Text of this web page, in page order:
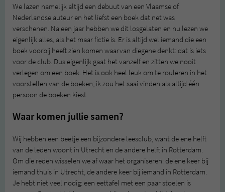
We lazen namelijk altijd een debuut van een Vlaamse of
Nederlandse auteur en het liefst een boek dat net was
verschenen. Na een jaar hebben we dit losgelaten en nu lezen we
eigenlijk alles, als het maar fictie is. Er is altijd wel iemand die een
boek voorbij heeft zien komen waarvan diegene denkt: dat is iets
voor de club. Dus eigenlijk gaat het vanzelf en zitten we nooit
verlegen om een boek. Het is ook heel leuk om te rouleren in het
voorstellen van de boeken; ik zou het saai vinden als altijd één
persoon de boeken kiest.
Waar komen jullie samen?
Wij hebben een beetje een bijzondere leesclub, want de ene helft
van de leden woont in Utrecht en de andere helft in Rotterdam.
Om die reden wisselen we af waar het organiseren: de ene keer bij
iemand thuis in Utrecht, de andere keer bij iemand in Rotterdam.
Je hebt niet veel nodig: een eettafel met een paar stoelen is